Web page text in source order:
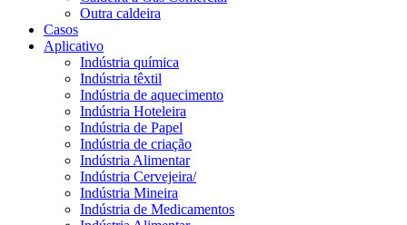
Outra caldeira
Casos
Aplicativo
Indústria química
Indústria têxtil
Indústria de aquecimento
Indústria Hoteleira
Indústria de Papel
Indústria de criação
Indústria Alimentar
Indústria Cervejeira/
Indústria Mineira
Indústria de Medicamentos